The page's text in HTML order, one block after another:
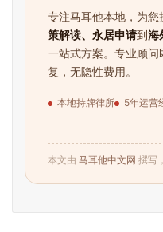
专注马耳他本地，为您
策解读、永居申请到海
一站式方案。专业顾问
复，无隐性费用。
本地持牌律所 5年运营
本文由 马耳他中文网 撰写